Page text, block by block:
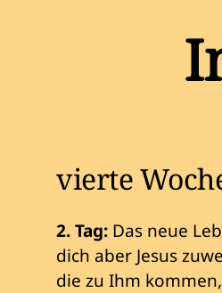
vierte
2. Tag: Das neue
dich aber Jesus
die zu Ihm